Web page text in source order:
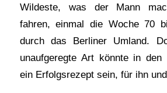
Wildeste, was der Mann
fahren, einmal die Woche 70
durch das Berliner Umland.
unaufgeregte Art könnte in den
ein Erfolgsrezept sein, für ihn